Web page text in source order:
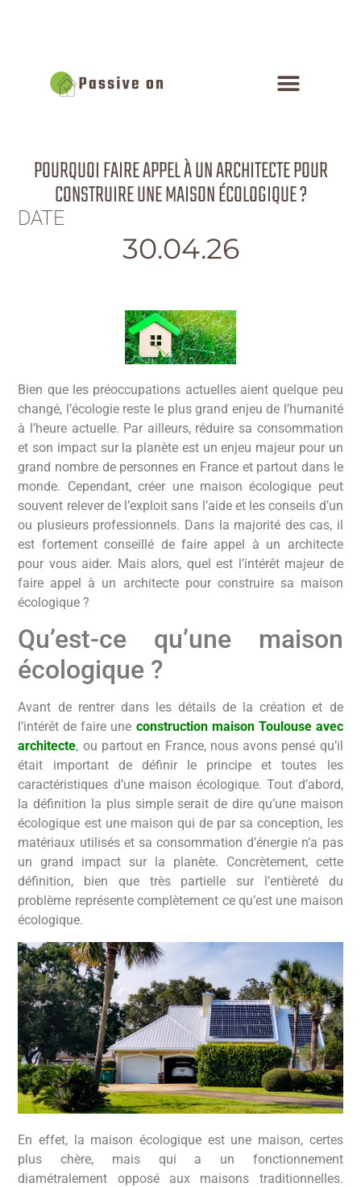
POURQUOI FAIRE APPEL À UN ARCHITECTE POUR
CONSTRUIRE UNE MAISON ÉCOLOGIQUE ?
DATE
30.04.26
Bien que les préoccupations actuelles aient quelque peu
changé, l’écologie reste le plus grand enjeu de l’humanité
à l’heure actuelle. Par ailleurs, réduire sa consommation
et son impact sur la planète est un enjeu majeur pour un
grand nombre de personnes en France et partout dans le
monde. Cependant, créer une maison écologique peut
souvent relever de l’exploit sans l’aide et les conseils d’un
ou plusieurs professionnels. Dans la majorité des cas, il
est fortement conseillé de faire appel à un architecte
pour vous aider. Mais alors, quel est l’intérêt majeur de
faire appel à un architecte pour construire sa maison
écologique ?
Qu’est-ce qu’une maison
écologique ?
Avant de rentrer dans les détails de la création et de
l’intérêt de faire une construction maison Toulouse avec
architecte, ou partout en France, nous avons pensé qu’il
était important de définir le principe et toutes les
caractéristiques d’une maison écologique. Tout d’abord,
la définition la plus simple serait de dire qu’une maison
écologique est une maison qui de par sa conception, les
matériaux utilisés et sa consommation d’énergie n’a pas
un grand impact sur la planète. Concrètement, cette
définition, bien que très partielle sur l’entièreté du
problème représente complètement ce qu’est une maison
écologique.
En effet, la maison écologique est une maison, certes
plus chère, mais qui a un fonctionnement
diamétralement opposé aux maisons traditionnelles.